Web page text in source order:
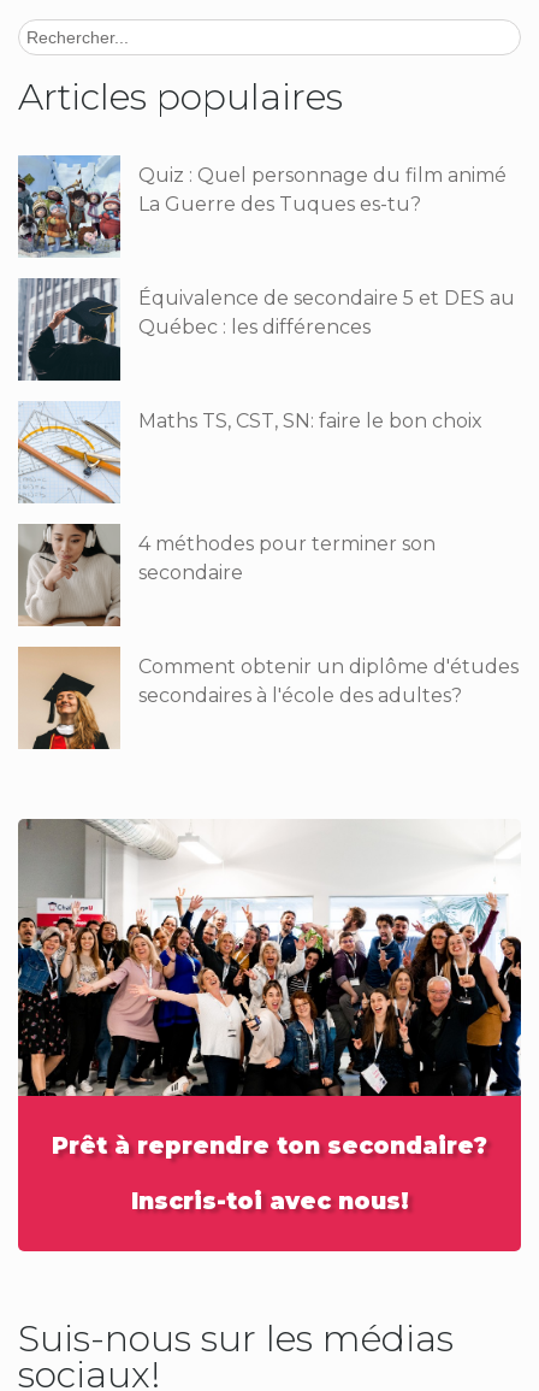
Articles populaires
Quiz : Quel personnage du film animé
La Guerre des Tuques es-tu?
Équivalence de secondaire 5 et DES au
Québec : les différences
Maths TS, CST, SN: faire le bon choix
4 méthodes pour terminer son
secondaire
Comment obtenir un diplôme d'études
secondaires à l'école des adultes?
Prêt à reprendre ton secondaire?
Inscris-toi avec nous!
Suis-nous sur les médias
sociaux!